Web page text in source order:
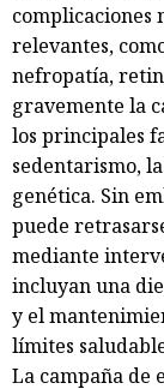
complicaciones
relevantes,
nefropatía,
gravemente la
los principales
sedentarismo,
genética. Sin
puede
mediante
incluyan una
y el
límites
La campaña de